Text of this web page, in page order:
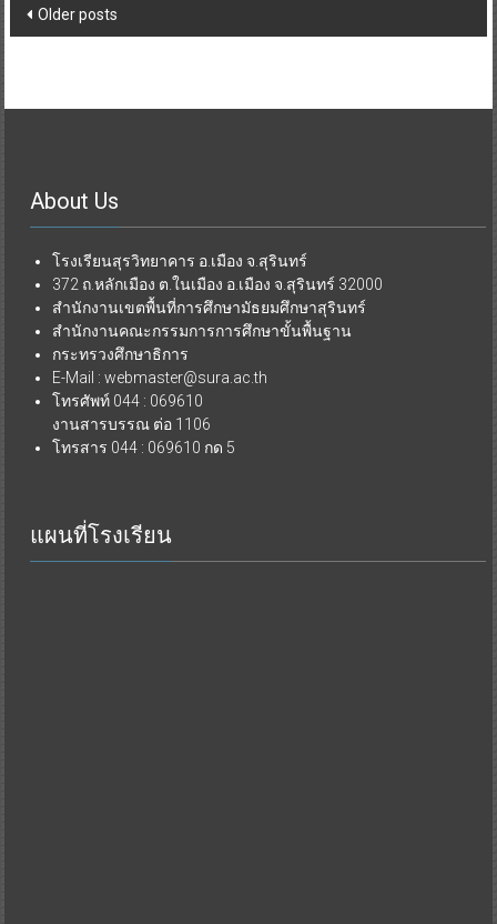
Older posts
About Us
โรงเรียนสุรวิทยาคาร อ.เมือง จ.สุรินทร์
372 ถ.หลักเมือง ต.ในเมือง อ.เมือง จ.สุรินทร์ 32000
สำนักงานเขตพื้นที่การศึกษามัธยมศึกษาสุรินทร์
สำนักงานคณะกรรมการการศึกษาขั้นพื้นฐาน
กระทรวงศึกษาธิการ
E-Mail : webmaster@sura.ac.th
โทรศัพท์ 044 : 069610
งานสารบรรณ ต่อ 1106
โทรสาร 044 : 069610 กด 5
แผนที่โรงเรียน